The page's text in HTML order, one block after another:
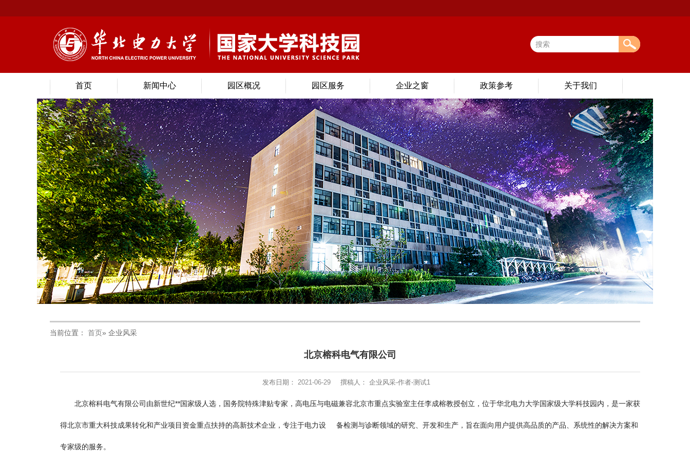
首页 新闻中心 园区概况 园区服务 企业之窗 政策参考 关于我们
当前位置： 首页» 企业风采
北京榕科电气有限公司
发布日期： 2021-06-29 撰稿人： 企业风采-作者-测试1
北京榕科电气有限公司由新世纪**国家级人选，国务院特殊津贴专家，高电压与电磁兼容北京市重点实验室主任李成榕教授创立，位于华北电力大学国家级大学科技园内，是一家获
得北京市重大科技成果转化和产业项目资金重点扶持的高新技术企业，专注于电力设 备检测与诊断领域的研究、开发和生产，旨在面向用户提供高品质的产品、系统性的解决方案和
专家级的服务。